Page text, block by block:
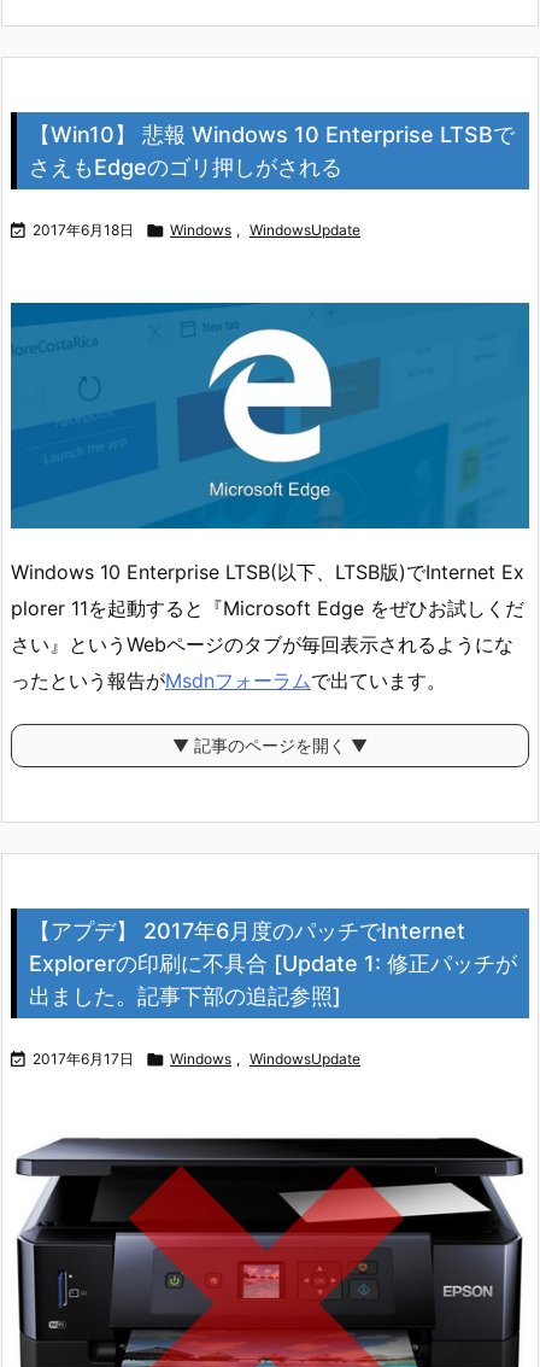
【Win10】 悲報 Windows 10 Enterprise LTSBで
さえもEdgeのゴリ押しがされる
 2017年6月18日  Windows , WindowsUpdate
Windows 10 Enterprise LTSB(以下、LTSB版)でInternet Ex
plorer 11を起動すると『Microsoft Edge をぜひお試しくだ
さい』というWebページのタブが毎回表示されるようにな
ったという報告がMsdnフォーラムで出ています。
▼ 記事のページを開く ▼
【アプデ】 2017年6月度のパッチでInternet
Explorerの印刷に不具合 [Update 1: 修正パッチが
出ました。記事下部の追記参照]
 2017年6月17日  Windows , WindowsUpdate